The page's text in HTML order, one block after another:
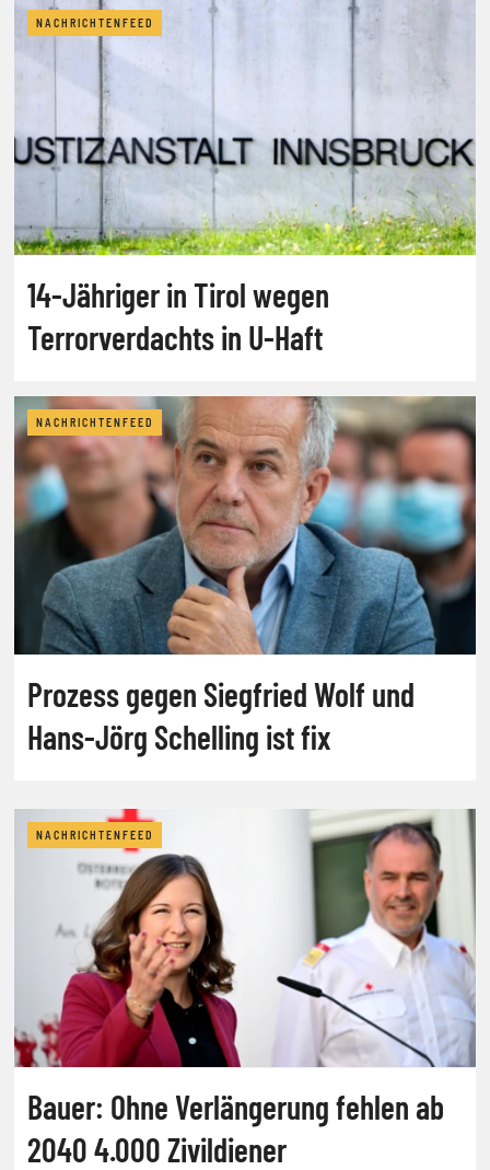
NACHRICHTENFEED
14-Jähriger in Tirol wegen
Terrorverdachts in U-Haft
NACHRICHTENFEED
Prozess gegen Siegfried Wolf und
Hans-Jörg Schelling ist fix
NACHRICHTENFEED
Bauer: Ohne Verlängerung fehlen ab
2040 4.000 Zivildiener